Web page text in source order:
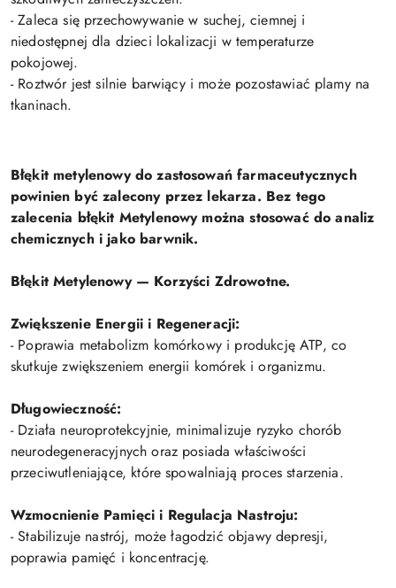
- Zaleca się przechowywanie w suchej, ciemnej i
niedostępnej dla dzieci lokalizacji w temperaturze
pokojowej.
- Roztwór jest silnie barwiący i może pozostawiać plamy na
tkaninach.
Błękit metylenowy do zastosowań farmaceutycznych
powinien być zalecony przez lekarza. Bez tego
zalecenia błękit Metylenowy można stosować do analiz
chemicznych i jako barwnik.
Błękit Metylenowy — Korzyści Zdrowotne.
Zwiększenie Energii i Regeneracji:
- Poprawia metabolizm komórkowy i produkcję ATP, co
skutkuje zwiększeniem energii komórek i organizmu.
Długowieczność:
- Działa neuroprotekcyjnie, minimalizuje ryzyko chorób
neurodegeneracyjnych oraz posiada właściwości
przeciwutleniające, które spowalniają proces starzenia.
Wzmocnienie Pamięci i Regulacja Nastroju:
- Stabilizuje nastrój, może łagodzić objawy depresji,
poprawia pamięć i koncentrację.